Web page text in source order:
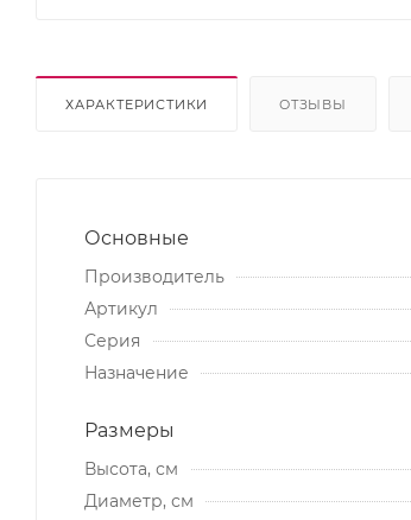
ХАРАКТЕРИСТИКИ ОТЗЫВЫ
Основные
Производитель
Артикул
Серия
Назначение
Размеры
Высота, см
Диаметр, см